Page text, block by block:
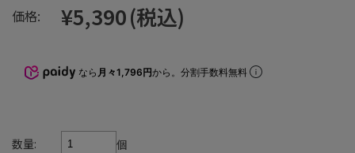
価格: ¥5,390(税込)
なら 月々1,796円から。分割手数料無料
数量: 個